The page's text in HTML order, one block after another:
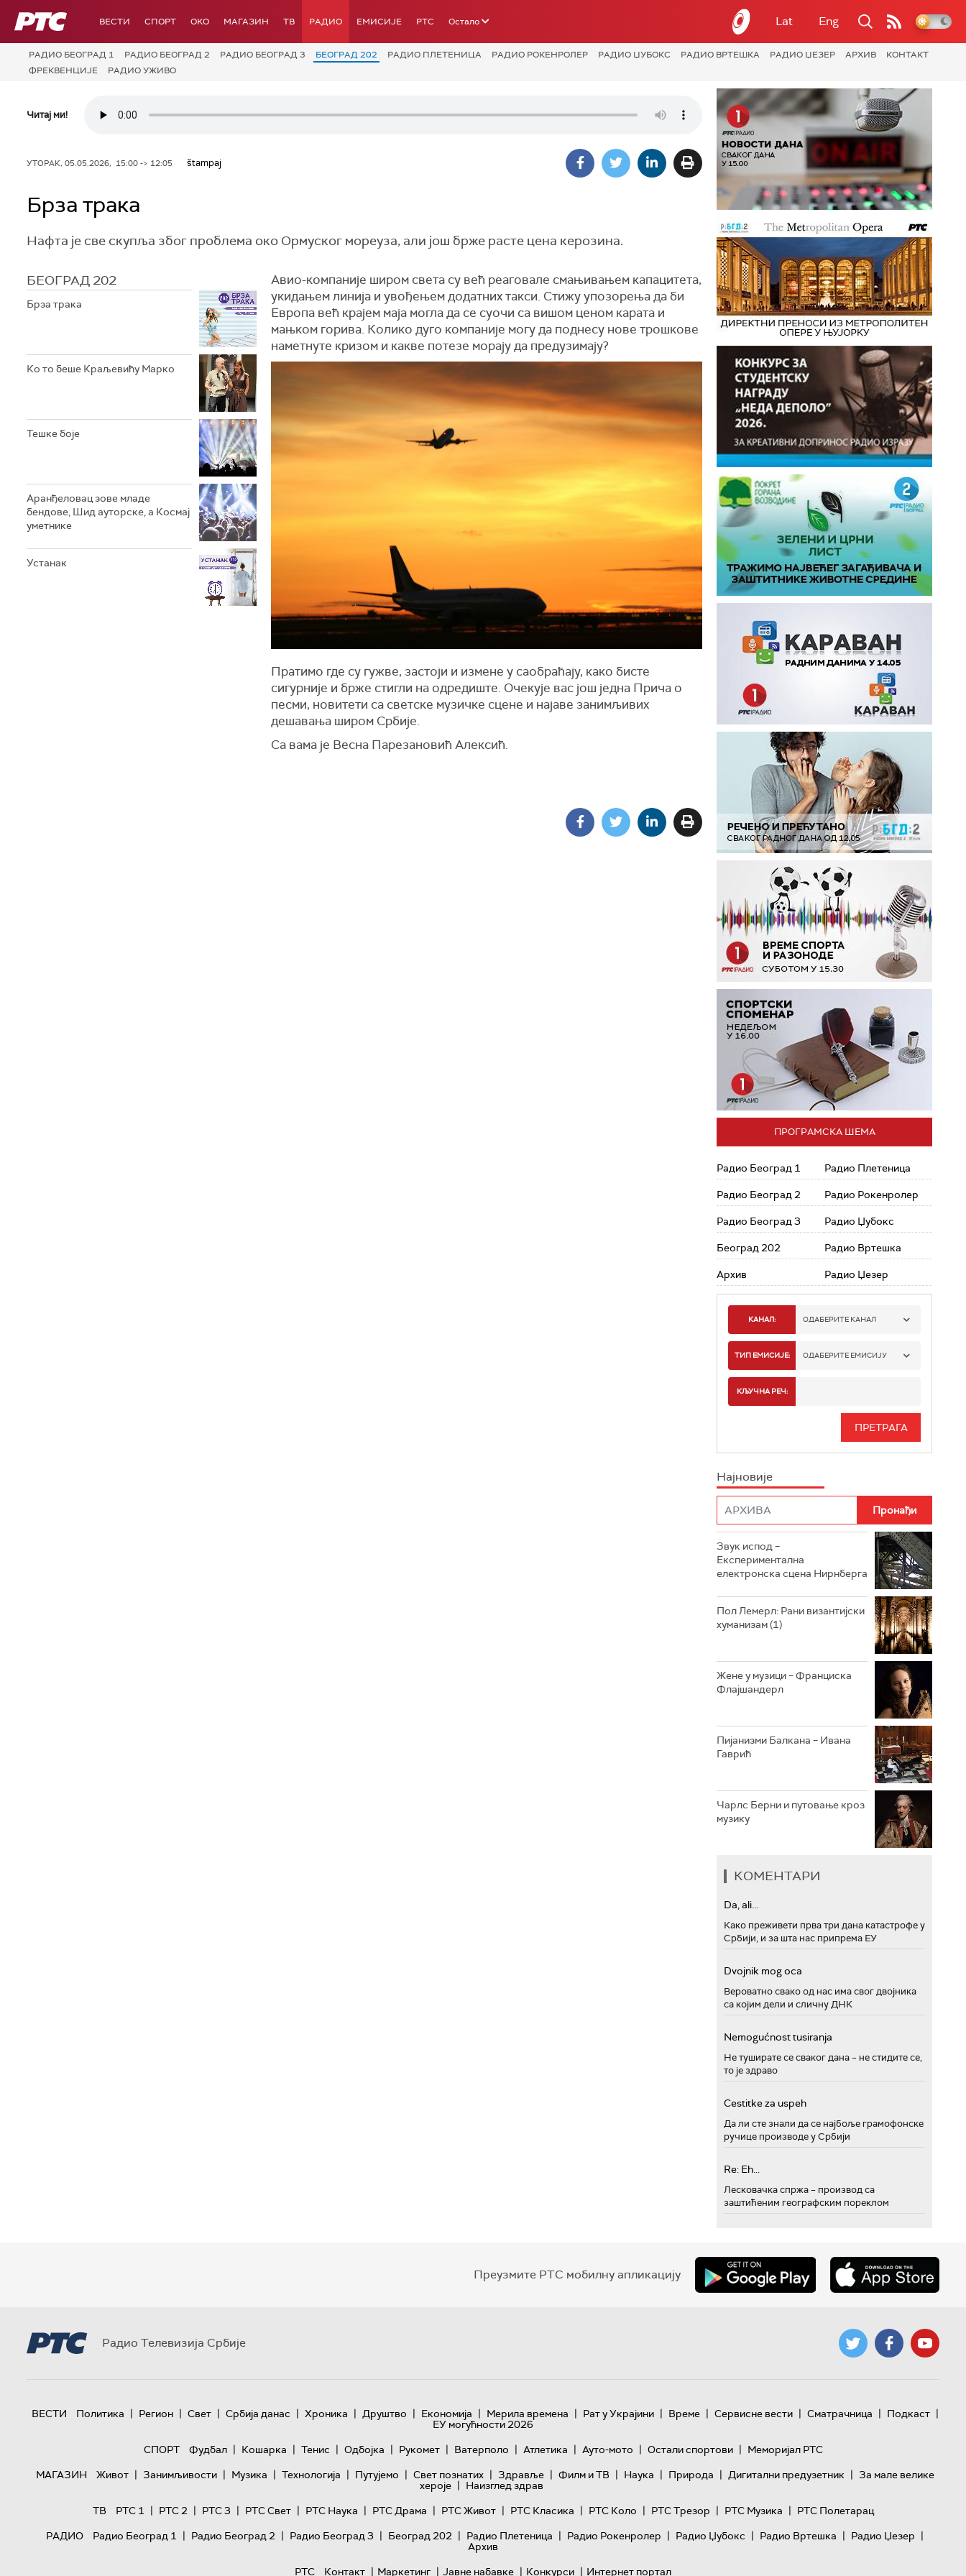
РТС ВЕСТИ СПОРТ OKO МАГАЗИН ТВ РАДИО ЕМИСИЈЕ РТС Остало Lat Eng
РАДИО БЕОГРАД 1 РАДИО БЕОГРАД 2 РАДИО БЕОГРАД 3 БЕОГРАД 202 РАДИО ПЛЕТЕНИЦА РАДИО РОКЕНРОЛЕР РАДИО ЏУБОКС РАДИО ВРТЕШКА РАДИО ЏЕЗЕР АРХИВ
КОНТАКТ
ФРЕКВЕНЦИЈЕ
РАДИО УЖИВО
Читај ми!
УТОРАК, 05.05.2026, 15:00 -> 12:05 štampaj
Брза трака
Нафта је све скупља због проблема око Ормуског мореуза, али још брже расте цена керозина.
БЕОГРАД 202
Брза трака
Ко то беше Краљевићу Марко
Тешке боје
Аранђеловац зове младе
бендове, Шид ауторске, а Космај
уметнике
Устанак
Авио-компаније широм света су већ реаговале смањивањем капацитета,
укидањем линија и увођењем додатних такси. Стижу упозорења да би
Европа већ крајем маја могла да се суочи са вишом ценом карата и
мањком горива. Колико дуго компаније могу да поднесу нове трошкове
наметнуте кризом и какве потезе морају да предузимају?
Пратимо где су гужве, застоји и измене у саобраћају, како бисте
сигурније и брже стигли на одредиште. Очекује вас још једна Прича о
песми, новитети са светске музичке сцене и најаве занимљивих
дешавања широм Србије.
Са вама је Весна Парезановић Алексић.
ПРОГРАМСКА ШЕМА
Радио Београд 1
Радио Београд 2
Радио Београд 3
Београд 202
Архив
Радио Плетеница
Радио Рокенролер
Радио Џубокс
Радио Вртешка
Радио Џезер
КАНАЛ: ОДАБЕРИТЕ КАНАЛ
РАДИО БЕОГРАД 1
РАДИО БЕОГРАД 3
РАДИО РОКЕНРОЛЕР
РАДИО ЏУБОКС
РАДИО ВРТЕШКА
РАДИО ЏЕЗЕР
ТИП ЕМИСИЈЕ: ОДАБЕРИТЕ ЕМИСИЈУ
ИНФО
КЉУЧНА РЕЧ:
Најновије
Звук испод –
Експериментална
електронска сцена Нирнберга
Пол Лемерл: Рани византијски
хуманизам (1)
Жене у музици – Франциска
Флајшандерл
Пијанизми Балкана – Ивана
Гаврић
Чарлс Берни и путовање кроз
музику
КОМЕНТАРИ
Da, ali...
Како преживети прва три дана катастрофе у
Србији, и за шта нас припрема ЕУ
Dvojnik mog oca
Вероватно свако од нас има свог двојника
са којим дели и сличну ДНК
Nemogućnost tusiranja
Не туширате се сваког дана – не стидите се,
то је здраво
Cestitke za uspeh
Да ли сте знали да се најбоље грамофонске
ручице производе у Србији
Re: Eh...
Лесковачка спржа – производ са
заштићеним географским пореклом
Преузмите РТС мобилну апликацију
Радио Телевизија Србије
ВЕСТИ Политика | Регион | Свет | Србија данас | Хроника | Друштво | Економија | Мерила времена | Рат у Украјини | Време | Сервисне вести | Сматрачница | Подкаст |
ЕУ могућности 2026
СПОРТ
Фудбал | Кошарка | Тенис | Одбојка | Рукомет | Ватерполо | Атлетика | Ауто-мото | Остали спортови | Меморијал РТС
МАГАЗИН
Живот | Занимљивости | Музика | Технологијa | Путујемо | Свет познатих | Здравље | Филм и ТВ | Наука | Природа | Дигитални предузетник | За мале велике
хероје | Наизглед здрав
ТВ
РТС 1 | РТС 2 | РТС 3 | РТС Свет | РТС Наука | РТС Драма | РТС Живот | РТС Класика | РТС Коло | РТС Трезор | РТС Музика | РТС Полетарац
РАДИО
Радио Београд 1 | Радио Београд 2 | Радио Београд 3 | Београд 202 | Радио Плетеница | Радио Рокенролер | Радио Џубокс | Радио Вртешка | Радио Џезер |
Архив
РТС
Контакт | Маркетинг | Јавне набавке | Конкурси | Интернет портал